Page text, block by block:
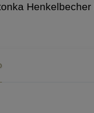
Henkelbecher